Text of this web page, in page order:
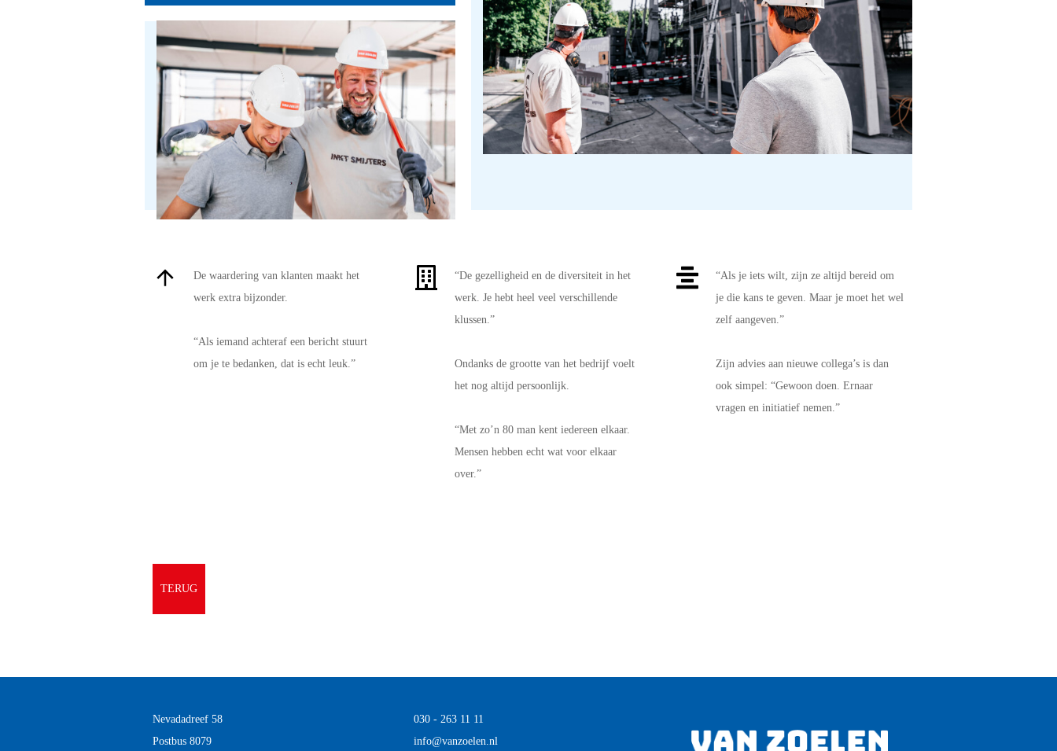
De waardering van klanten maakt het
werk extra bijzonder.
“Als iemand achteraf een bericht stuurt
om je te bedanken, dat is echt leuk.”
“De gezelligheid en de diversiteit in het
werk. Je hebt heel veel verschillende
klussen.”
Ondanks de grootte van het bedrijf voelt
het nog altijd persoonlijk.
“Met zo’n 80 man kent iedereen elkaar.
Mensen hebben echt wat voor elkaar
over.”
“Als je iets wilt, zijn ze altijd bereid om
je die kans te geven. Maar je moet het wel
zelf aangeven.”
Zijn advies aan nieuwe collega’s is dan
ook simpel: “Gewoon doen. Ernaar
vragen en initiatief nemen.”
TERUG
Nevadadreef 58
Postbus 8079
030 - 263 11 11
info@vanzoelen.nl